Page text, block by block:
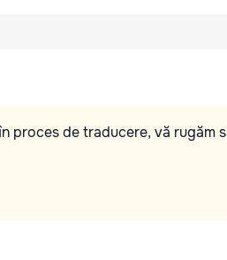
proces de traducere, vă rugăm